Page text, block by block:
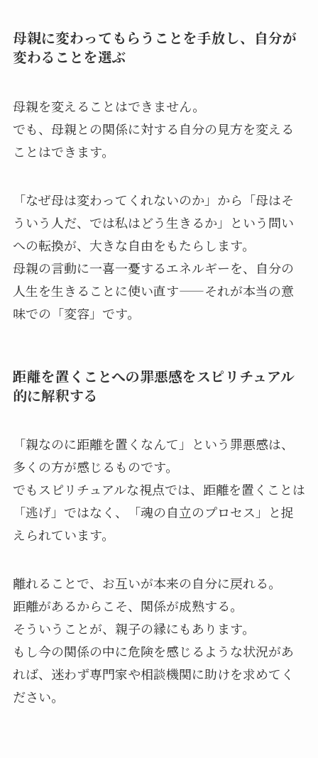
母親に変わってもらうことを手放し、自分が
変わることを選ぶ
母親を変えることはできません。
でも、母親との関係に対する自分の見方を変える
ことはできます。
「なぜ母は変わってくれないのか」から「母はそ
ういう人だ、では私はどう生きるか」という問い
への転換が、大きな自由をもたらします。
母親の言動に一喜一憂するエネルギーを、自分の
人生を生きることに使い直す——それが本当の意
味での「変容」です。
距離を置くことへの罪悪感をスピリチュアル
的に解釈する
「親なのに距離を置くなんて」という罪悪感は、
多くの方が感じるものです。
でもスピリチュアルな視点では、距離を置くことは
「逃げ」ではなく、「魂の自立のプロセス」と捉
えられています。
離れることで、お互いが本来の自分に戻れる。
距離があるからこそ、関係が成熟する。
そういうことが、親子の縁にもあります。
もし今の関係の中に危険を感じるような状況があ
れば、迷わず専門家や相談機関に助けを求めてく
ださい。